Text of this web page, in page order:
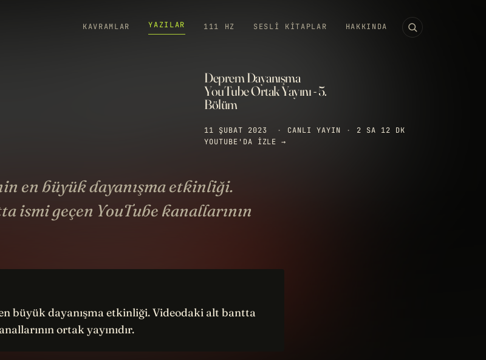
KAVRAMLAR YAZILAR 111 HZ SESLI KITAPLAR HAKKINDA
Deprem Dayanışma
YouTube Ortak Yayını - 5.
Bölüm
11 ŞUBAT 2023 · CANLI YAYIN ·
2 SA 12 DK
YOUTUBE'DA IZLE →
en büyük dayanışma etkinliği.
ismi geçen YouTube kanallarının
büyük dayanışma etkinliği. Videodaki alt bantta
ortak yayınıdır.